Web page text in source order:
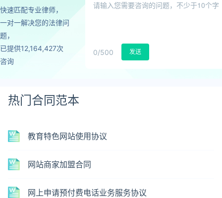
快速匹配专业律师，
一对一解决您的法律问
题，
已提供12,164,427次
咨询
0/500 发送
热门合同范本
教育特色网站使用协议
网站商家加盟合同
网上申请预付费电话业务服务协议